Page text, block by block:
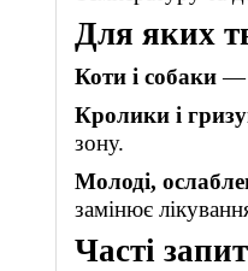
Для яких
Коти і собаки—
Кролики і
зону.
Молоді,
замінює
Часті